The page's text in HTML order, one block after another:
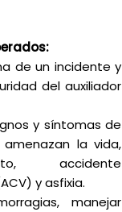
de un incidente y
del auxiliador
y síntomas de
la vida,
accidente
y asfixia.
manejar